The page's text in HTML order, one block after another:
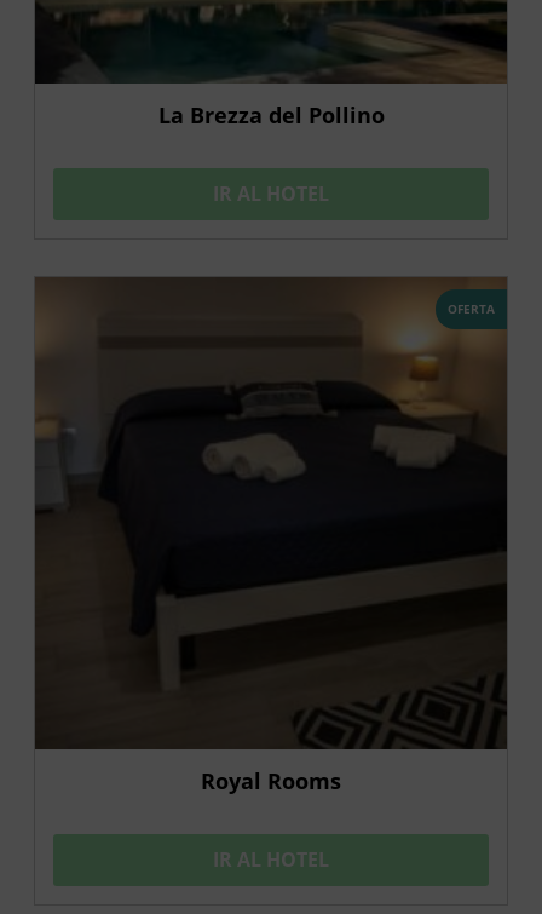
La Brezza del Pollino
IR AL HOTEL
OFERTA
Royal Rooms
IR AL HOTEL